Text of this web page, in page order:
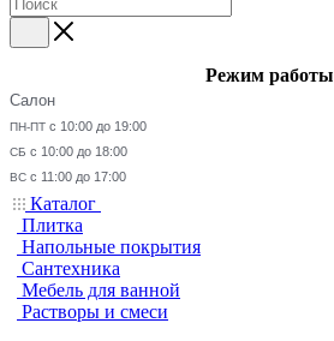
Режим работы
Салон
ПН-ПТ с 10:00 до 19:00
СБ с 10:00 до 18:00
ВС с 11:00 до 17:00
Каталог
Плитка
Напольные покрытия
Сантехника
Мебель для ванной
Растворы и смеси